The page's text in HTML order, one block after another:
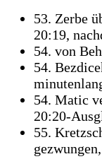
53. Zerbe
20:19,
54. von
54.
54. Matic
20:20-
55.